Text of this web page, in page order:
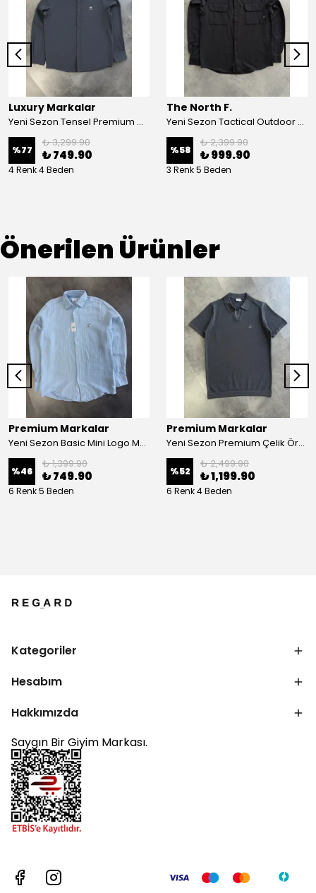
Luxury Markalar
Yeni Sezon Tensel Premium Mini Logo Keten Gömlek
%77
₺ 3,299.90
₺ 749.90
4 Renk 4 Beden
The North F.
Yeni Sezon Tactical Outdoor Su geçirmez Gömlek
%58
₺ 2,399.90
₺ 999.90
3 Renk 5 Beden
Önerilen Ürünler
Premium Markalar
Yeni Sezon Basic Mini Logo Müslin Gömlek
%46
₺ 1,399.90
₺ 749.90
6 Renk 5 Beden
Premium Markalar
Yeni Sezon Premium Çelik Örgü Triko Çizgili Polo Yaka
%52
₺ 2,499.90
₺ 1,199.90
6 Renk 4 Beden
Kategoriler
Hesabım
Hakkımızda
Saygın Bir Giyim Markası.